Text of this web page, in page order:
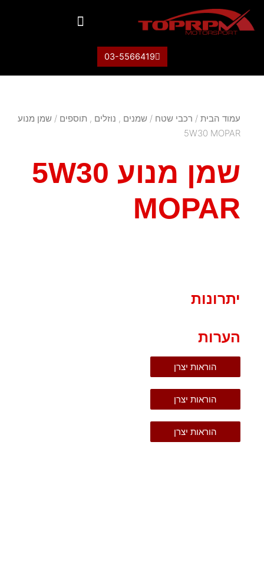
03-5566419
עמוד הבית / רכבי שטח / שמנים , נוזלים , תוספים / שמן מנוע
5W30 MOPAR
שמן מנוע 5W30
MOPAR
יתרונות
הערות
הוראות יצרן
הוראות יצרן
הוראות יצרן